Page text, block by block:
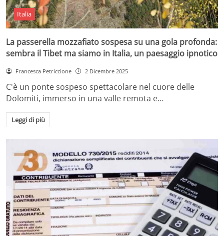
Italia
La passerella mozzafiato sospesa su una gola profonda:
sembra il Tibet ma siamo in Italia, un paesaggio ipnotico
Francesca Petriccione 2 Dicembre 2025
C'è un ponte sospeso spettacolare nel cuore delle
Dolomiti, immerso in una valle remota e…
Leggi di più